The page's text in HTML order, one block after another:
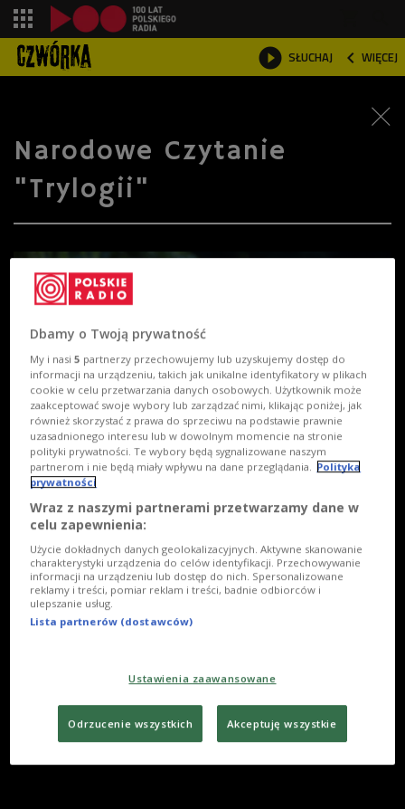
 SŁUCHAJ  WIĘCEJ

Narodowe Czytanie
"Trylogii"
Dbamy o Twoją prywatność
My i nasi5 partnerzy przechowujemy lub uzyskujemy dostęp do
informacji na urządzeniu, takich jak unikalne identyfikatory w plikach
cookie w celu przetwarzania danych osobowych. Użytkownik może
zaakceptować swoje wybory lub zarządzać nimi, klikając poniżej, jak
również skorzystać z prawa do sprzeciwu na podstawie prawnie
uzasadnionego interesu lub w dowolnym momencie na stronie
polityki prywatności. Te wybory będą sygnalizowane naszym
partnerom i nie będą miały wpływu na dane przeglądania.
Polityka
prywatności
Wraz z naszymi partnerami przetwarzamy dane w
celu zapewnienia:
Użycie dokładnych danych geolokalizacyjnych. Aktywne skanowanie
charakterystyki urządzenia do celów identyfikacji. Przechowywanie
informacji na urządzeniu lub dostęp do nich. Spersonalizowane
reklamy i treści, pomiar reklam i treści, badnie odbiorców i
ulepszanie usług.
Lista partnerów (dostawców)
Ustawienia zaawansowane
Odrzucenie wszystkich Akceptuję wszystkie